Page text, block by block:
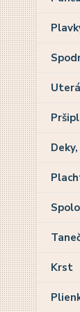
Krst